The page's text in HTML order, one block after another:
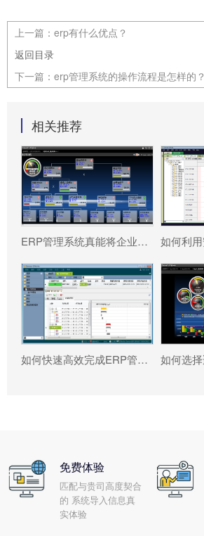
上一篇： erp有什么优点？
返回目录
下一篇： erp管理系统的操作流程是怎样的？
相关推荐
ERP管理系统真能将企业数据转化为可执行决策吗?
如何快速高效完成ERP管理系统配置?
免费体验
匹配与贵司高度契合
的 系统导入信息真
实体验